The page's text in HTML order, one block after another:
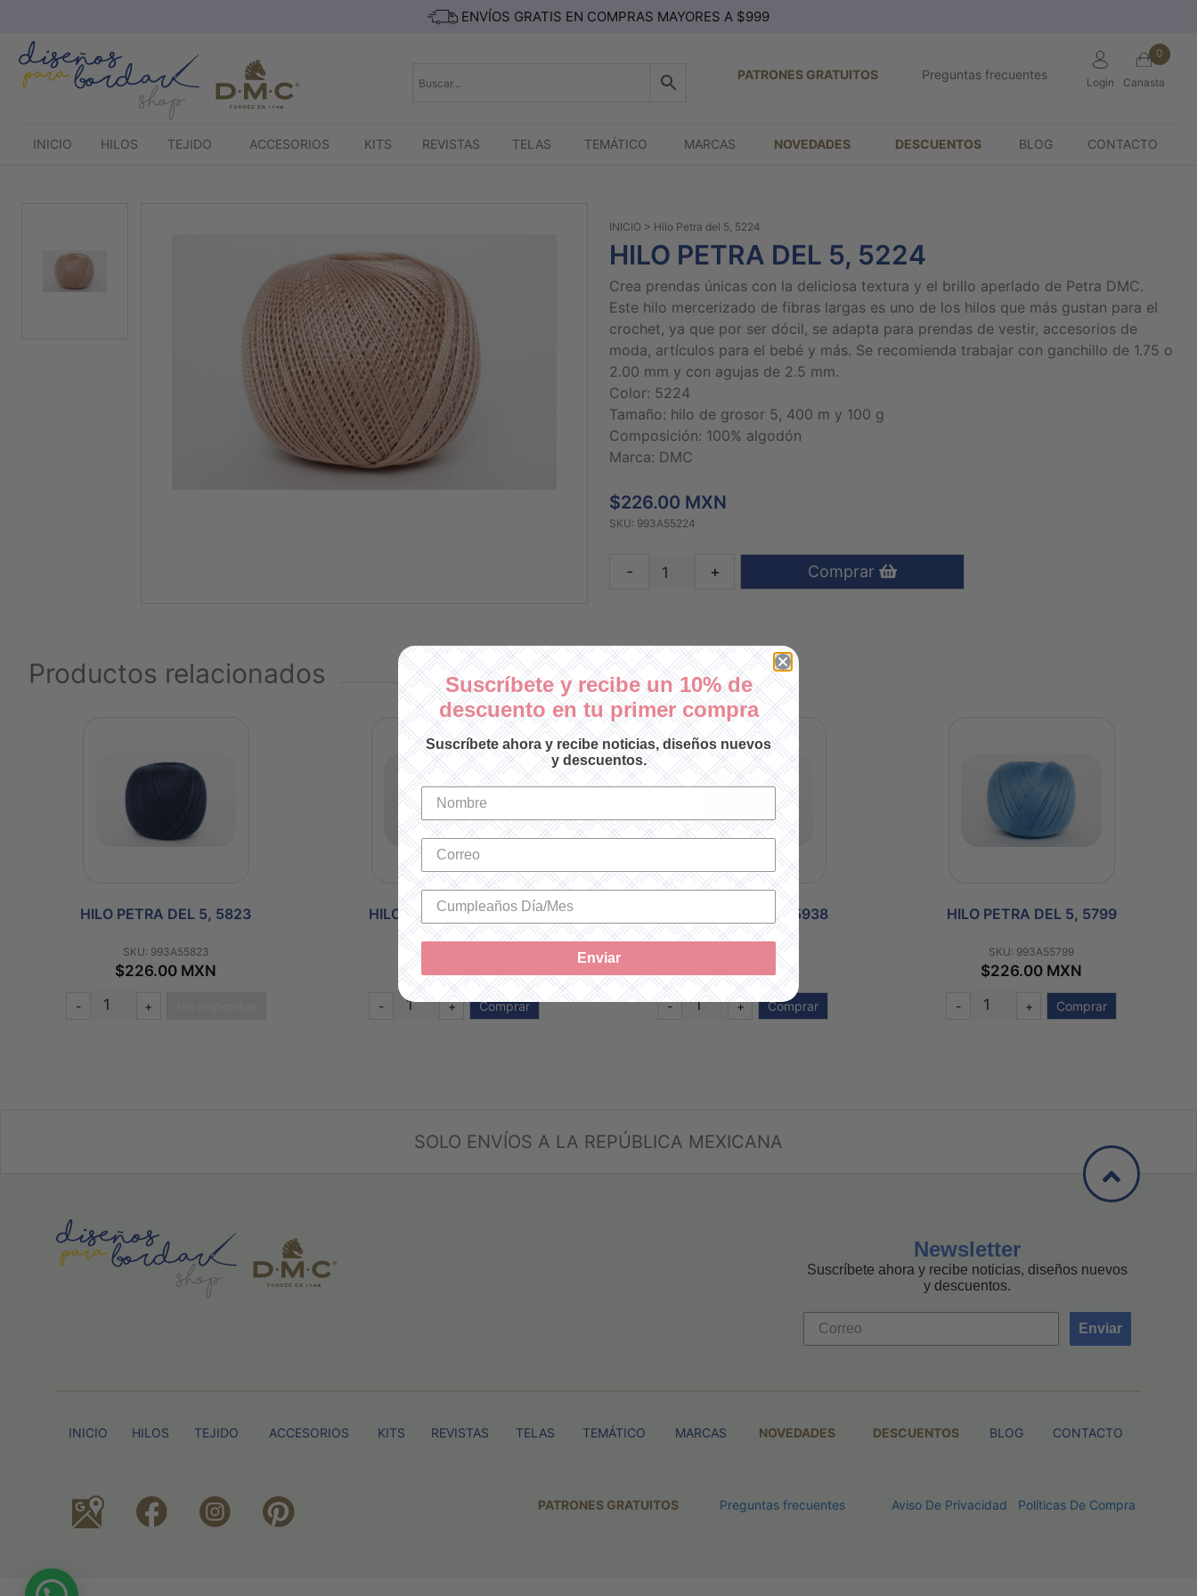
contenido
ENVÍOS GRATIS EN COMPRAS MAYORES A $999
PATRONES GRATUITOS Preguntas frecuentes
Login
0
Canasta
INICIO HILOS TEJIDO ACCESORIOS KITS REVISTAS TELAS TEMÁTICO MARCAS NOVEDADES DESCUENTOS BLOG CONTACTO
INICIO > Hilo Petra del 5, 5224
HILO PETRA DEL 5, 5224
Crea prendas únicas con la deliciosa textura y el brillo aperlado de Petra DMC.
Este hilo mercerizado de fibras largas es uno de los hilos que más gustan para el
crochet, ya que por ser dócil, se adapta para prendas de vestir, accesorios de
moda, artículos para el bebé y más. Se recomienda trabajar con ganchillo de 1.75 o
2.00 mm y con agujas de 2.5 mm.
Color: 5224
Tamaño: hilo de grosor 5, 400 m y 100 g
Composición: 100% algodón
Marca: DMC
$226.00 MXN
SKU: 993A55224
- + Comprar
Productos relacionados
HILO PETRA DEL 5, 5823
SKU: 993A55823
$226.00 MXN
- +
HILO PETRA DEL 5, 5906
SKU: 993A55906
$226.00 MXN
- + Comprar
HILO PETRA DEL 5, 5938
SKU: 993A55938
$226.00 MXN
- + Comprar
HILO PETRA DEL 5, 5799
SKU: 993A55799
$226.00 MXN
- + Comprar
SOLO ENVÍOS A LA REPÚBLICA MEXICANA
Newsletter
Suscríbete ahora y recibe noticias, diseños nuevos
y descuentos.
Enviar
INICIO HILOS TEJIDO ACCESORIOS KITS REVISTAS TELAS TEMÁTICO MARCAS NOVEDADES DESCUENTOS BLOG CONTACTO
PATRONES GRATUITOS Preguntas frecuentes Aviso De Privacidad Políticas De Compra
Suscríbete y recibe un 10% de
descuento en tu primer compra
Suscríbete ahora y recibe noticias, diseños nuevos
y descuentos.
Enviar